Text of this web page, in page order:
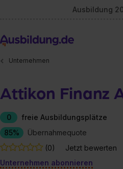
Ausbildung
Unternehmen
Attikon Finanz
0
freie Ausbildungsplätze
85%
Übernahmequote
(0)
Jetzt bewerten
Unternehmen abonnieren